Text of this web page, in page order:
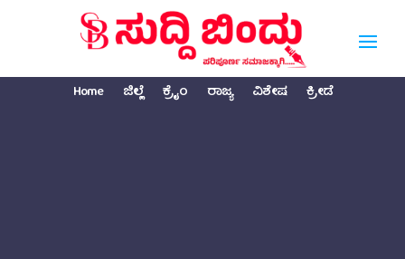
Home ಜಿಲ್ಲೆ ಕ್ರೈಂ ರಾಜ್ಯ ವಿಶೇಷ ಕ್ರೀಡೆ